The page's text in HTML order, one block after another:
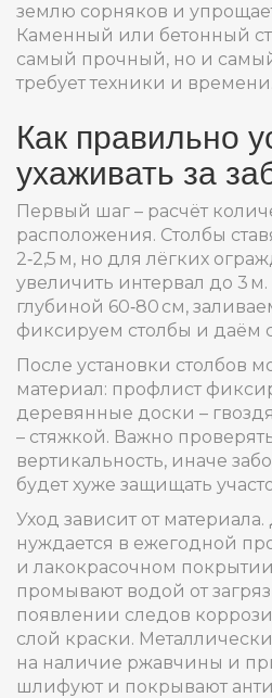
землю сорняков и
Каменный или бетонный
самый прочный, но и
требует техники и времени.
Как правильно
ухаживать за
Первый шаг – расчёт
расположения. Столбы
2‑2,5 м, но для лёгких
увеличить интервал до 3
глубиной 60‑80 см,
фиксируем столбы и даём
После установки столбов
материал: профлист
деревянные доски –
– стяжкой. Важно
вертикальность, иначе
будет хуже защищать
Уход зависит от
нуждается в ежегодной
и лакокрасочном
промывают водой от
появлении следов
слой краски.
на наличие ржавчины и
шлифуют и покрывают